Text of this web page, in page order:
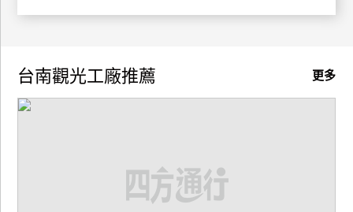
飯
作
更多
台南觀光工廠推薦